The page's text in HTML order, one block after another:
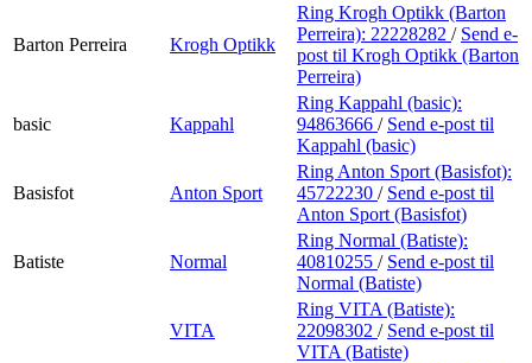
Barton Perreira Krogh Optikk
Ring Krogh Optikk (Barton
Perreira): 22228282 / Send e-
post til Krogh Optikk (Barton
Perreira)
basic Kappahl
Ring Kappahl (basic):
94863666 / Send e-post til
Kappahl (basic)
Basisfot Anton Sport
Ring Anton Sport (Basisfot):
45722230 / Send e-post til
Anton Sport (Basisfot)
Batiste Normal
Ring Normal (Batiste):
40810255 / Send e-post til
Normal (Batiste)
VITA
Ring VITA (Batiste):
22098302 / Send e-post til
VITA (Batiste)